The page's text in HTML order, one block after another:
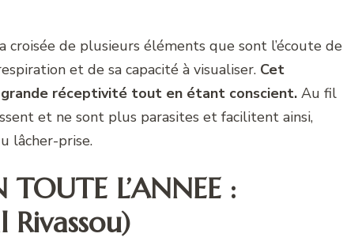
croisée de plusieurs éléments que sont l’écoute de
et de sa capacité à visualiser. Cet
réceptivité tout en étant conscient. Au fil
et ne sont plus parasites et facilitent ainsi,
lâcher-prise.
L’ANNEE :
Rivassou)